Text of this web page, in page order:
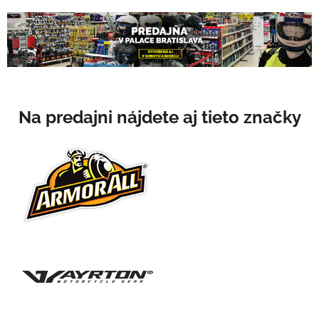
Na predajni nájdete aj tieto značky